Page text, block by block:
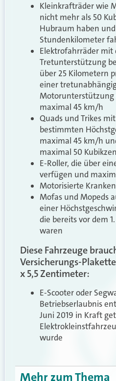
Kleinkrafträder wie
nicht mehr als 50
Hubraum haben
Stundenkilometer
Elektrofahrräder mit
Tretunterstützung
über 25 Kilometern
einer
Motorunterstützung
maximal 45 km/h
Quads und Trikes
bestimmten
maximal 45 km/h
maximal 50
E-Roller, die über
verfügen und
Motorisierte
Mofas und Mopeds
einer
die bereits vor dem
waren
Diese Fahrzeuge
Versicherungs-
x 5,5 Zentimeter:
E-Scooter oder
Betriebserlaubnis
Juni 2019 in Kraft
wurde
Mehr zum Thema